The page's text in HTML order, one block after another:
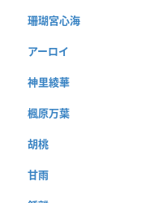
珊瑚宮心海
アーロイ
神里綾華
楓原万葉
胡桃
甘雨